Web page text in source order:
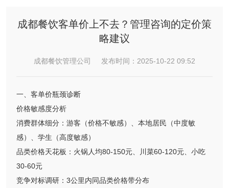
成都餐饮客单价上不去？管理咨询的定价策
略建议
成都餐饮管理公司 发布时间：2025-10-22 09:52
一、客单价瓶颈诊断
价格敏感度分析
消费群体细分：游客（价格不敏感）、本地居民（中度敏
感）、学生（高度敏感）
品类价格天花板：火锅人均80-150元、川菜60-120元、小吃
30-60元
竞争对标调研：3公里内同品类价格带分布